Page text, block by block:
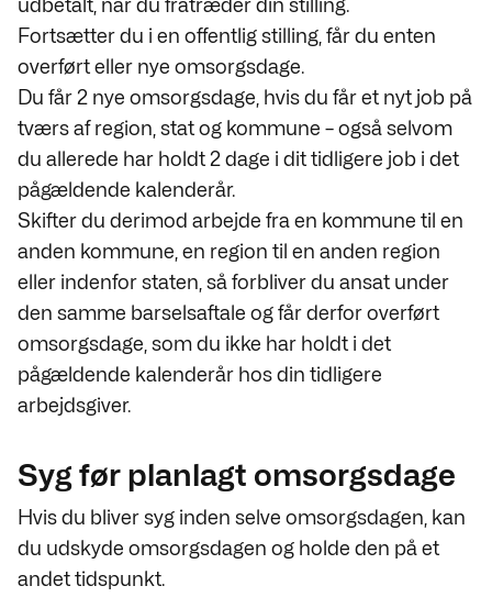
udbetalt, når du fratræder din stilling.
Fortsætter du i en offentlig stilling, får du enten
overført eller nye omsorgsdage.
Du får 2 nye omsorgsdage, hvis du får et nyt job på
tværs af region, stat og kommune – også selvom
du allerede har holdt 2 dage i dit tidligere job i det
pågældende kalenderår.
Skifter du derimod arbejde fra en kommune til en
anden kommune, en region til en anden region
eller indenfor staten, så forbliver du ansat under
den samme barselsaftale og får derfor overført
omsorgsdage, som du ikke har holdt i det
pågældende kalenderår hos din tidligere
arbejdsgiver.
Syg før planlagt omsorgsdage
Hvis du bliver syg inden selve omsorgsdagen, kan
du udskyde omsorgsdagen og holde den på et
andet tidspunkt.